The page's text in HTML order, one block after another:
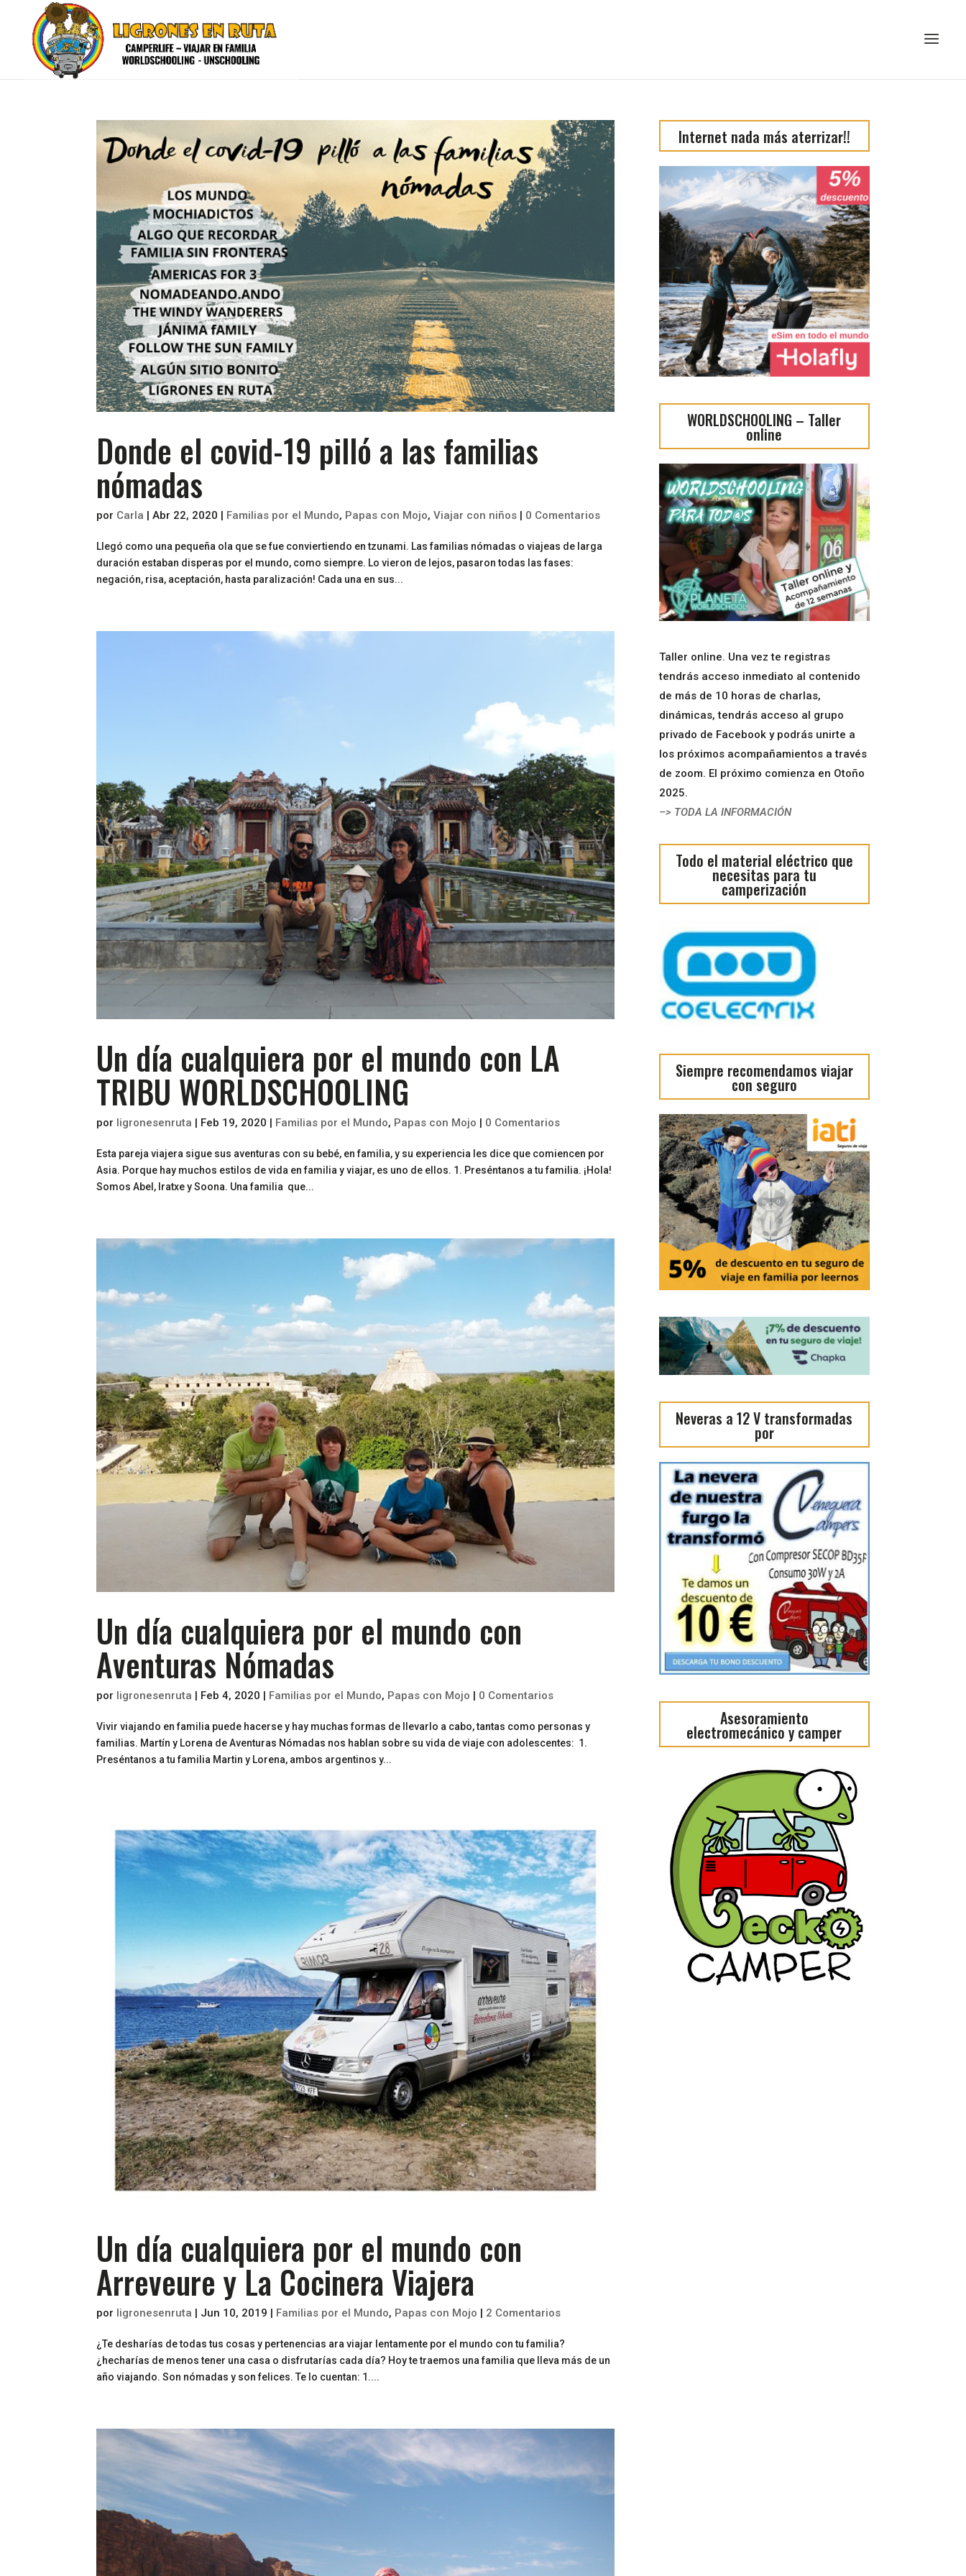
Donde el covid-19 pilló a las familias
nómadas
por Carla |Abr 22, 2020 | Familias por el Mundo, Papas con Mojo,Viajar con niños | 0 Comentarios
Llegó como una pequeña ola que se fue conviertiendo en tzunami. Las familias nómadas o viajeas de larga
duración estaban disperas por el mundo, como siempre. Lo vieron de lejos, pasaron todas las fases:
negación, risa, aceptación, hasta paralización! Cada una en sus...
Un día cualquiera por el mundo con LA
TRIBU WORLDSCHOOLING
por ligronesenruta | Feb 19, 2020 | Familias por el Mundo, Papas con Mojo | 0 Comentarios
Esta pareja viajera sigue sus aventuras con su bebé, en familia, y su experiencia les dice que comiencen por
Asia. Porque hay muchos estilos de vida en familia y viajar, es uno de ellos. 1. Preséntanos a tu familia. ¡Hola!
Somos Abel, Iratxe y Soona. Una familia que...
Un día cualquiera por el mundo con
Aventuras Nómadas
por ligronesenruta Feb 4, 2020 Familias por el Mundo, Papas con Mojo 0 Comentarios
Vivir viajando en familia puede hacerse y hay muchas formas de llevarlo a cabo, tantas como personas y
familias. Martín y Lorena de Aventuras Nómadas nos hablan sobre su vida de viaje con adolescentes: 1.
Preséntanos a tu familia Martin y Lorena, ambos argentinos y...
Un día cualquiera por el mundo con
Arreveure y La Cocinera Viajera
por ligronesenruta | Jun 10, 2019 | Familias por el Mundo, Papas con Mojo | 2 Comentarios
¿Te desharías de todas tus cosas y pertenencias ara viajar lentamente por el mundo con tu familia?
¿hecharías de menos tener una casa o disfrutarías cada día? Hoy te traemos una familia que lleva más de un
año viajando. Son nómadas y son felices. Te lo cuentan: 1....
Internet nada más aterrizar!!
WORLDSCHOOLING – Taller
online
Taller online. Una vez te registras
tendrás acceso inmediato al contenido
de más de 10 horas de charlas,
dinámicas, tendrás acceso al grupo
privado de Facebook y podrás unirte a
los próximos acompañamientos a través
de zoom. El próximo comienza en Otoño
2025.
–> TODA LA INFORMACIÓN
Todo el material eléctrico que
necesitas para tu
camperización
Siempre recomendamos viajar
con seguro
Neveras a 12 V transformadas
por
Asesoramiento
electromecánico y camper